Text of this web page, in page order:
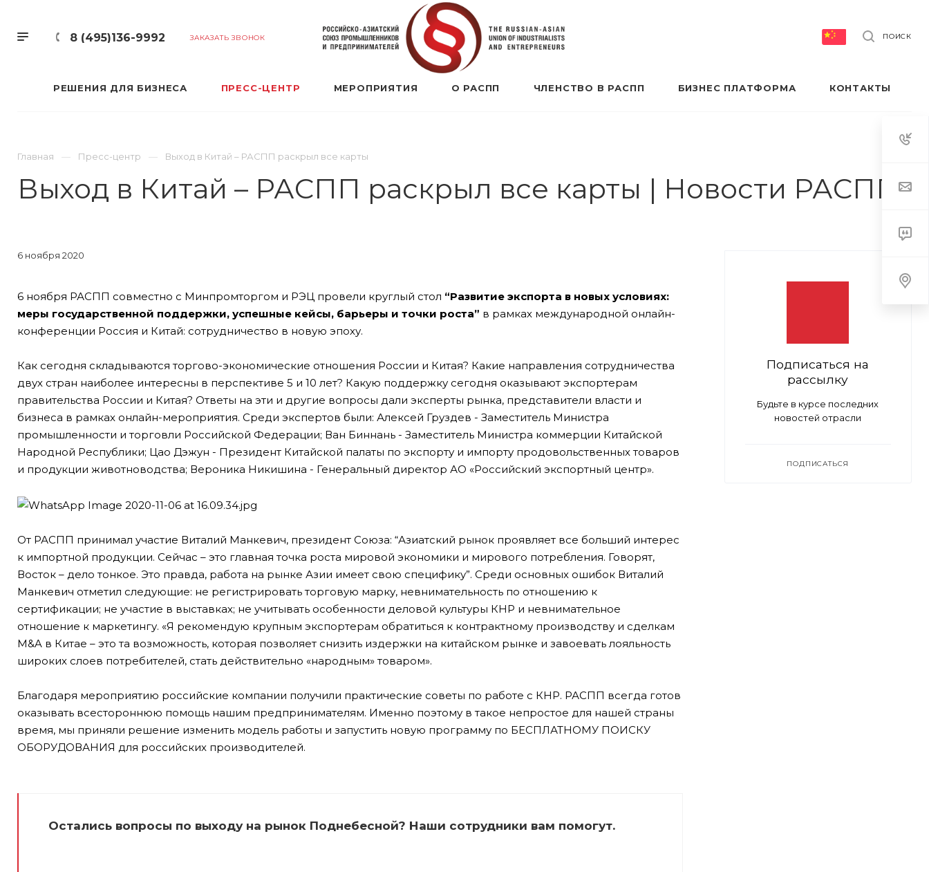
8 (495)136-9992 ЗАКАЗАТЬ ЗВОНОК ПОИСК
РЕШЕНИЯ ДЛЯ БИЗНЕСА ПРЕСС-ЦЕНТР МЕРОПРИЯТИЯ О РАСПП ЧЛЕНСТВО В РАСПП БИЗНЕС ПЛАТФОРМА КОНТАКТЫ
Главная Пресс-центр Выход в Китай – РАСПП раскрыл все карты
Выход в Китай – РАСПП раскрыл все карты | Новости РАСПП
6 ноября 2020
6 ноября РАСПП совместно с Минпромторгом и РЭЦ провели круглый стол “Развитие экспорта в новых условиях:
меры государственной поддержки, успешные кейсы, барьеры и точки роста” в рамках международной онлайн-
конференции Россия и Китай: сотрудничество в новую эпоху.
Как сегодня складываются торгово-экономические отношения России и Китая? Какие направления сотрудничества
двух стран наиболее интересны в перспективе 5 и 10 лет? Какую поддержку сегодня оказывают экспортерам
правительства России и Китая? Ответы на эти и другие вопросы дали эксперты рынка, представители власти и
бизнеса в рамках онлайн-мероприятия. Среди экспертов были: Алексей Груздев - Заместитель Министра
промышленности и торговли Российской Федерации; Ван Биннань - Заместитель Министра коммерции Китайской
Народной Республики; Цао Дэжун - Президент Китайской палаты по экспорту и импорту продовольственных товаров
и продукции животноводства; Вероника Никишина - Генеральный директор АО «Российский экспортный центр».
От РАСПП принимал участие Виталий Манкевич, президент Союза: “Азиатский рынок проявляет все больший интерес
к импортной продукции. Сейчас – это главная точка роста мировой экономики и мирового потребления. Говорят,
Восток – дело тонкое. Это правда, работа на рынке Азии имеет свою специфику”. Среди основных ошибок Виталий
Манкевич отметил следующие: не регистрировать торговую марку, невнимательность по отношению к
сертификации; не участие в выставках; не учитывать особенности деловой культуры КНР и невнимательное
отношение к маркетингу. «Я рекомендую крупным экспортерам обратиться к контрактному производству и сделкам
M&A в Китае – это та возможность, которая позволяет снизить издержки на китайском рынке и завоевать лояльность
широких слоев потребителей, стать действительно «народным» товаром».
Благодаря мероприятию российские компании получили практические советы по работе с КНР. РАСПП всегда готов
оказывать всестороннюю помощь нашим предпринимателям. Именно поэтому в такое непростое для нашей страны
время, мы приняли решение изменить модель работы и запустить новую программу по БЕСПЛАТНОМУ ПОИСКУ
ОБОРУДОВАНИЯ для российских производителей.
Остались вопросы по выходу на рынок Поднебесной? Наши сотрудники вам помогут.
Подписаться на
рассылку
Будьте в курсе последних
новостей отрасли
ПОДПИСАТЬСЯ